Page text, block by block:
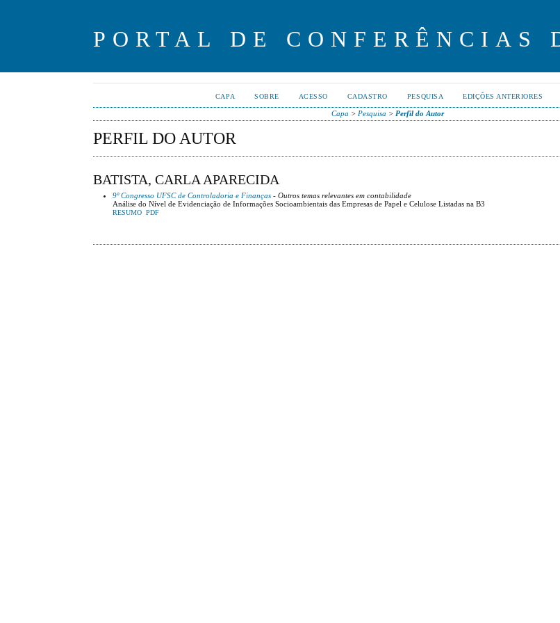
PORTAL DE CONFERÊNCIAS
CAPA SOBRE ACESSO CADASTRO PESQUISA EDIÇÕES ANTERIORES
Capa > Pesquisa > Perfil do Autor
PERFIL DO AUTOR
BATISTA, CARLA APARECIDA
9º Congresso UFSC de Controladoria e Finanças - Outros temas relevantes em contabilidade
Análise do Nível de Evidenciação de Informações Socioambientais das Empresas de Papel e Celulose Listadas na B3
RESUMO PDF